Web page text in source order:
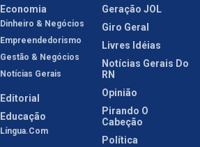
Economia
Dinheiro & Negócios
Empreendedorismo
Gestão & Negócios
Notícias Gerais
Editorial
Educação
Língua.com
Geração JOL
Giro Geral
Livres Idéias
Notícias Gerais Do
RN
Opinião
Pirando O
Cabeção
Política